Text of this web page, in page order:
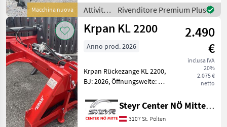
Macchina nuova
Attività
forestali
e
del
Binderberger
Rivenditore Premium Plus
Krpan KL 2200
2.490
€
inclusa IVA
20%
2.075 €
netto
Anno prod. 2026
Krpan Rückezange KL 2200,
BJ: 2026, Öffnungsweite: 2,
beidseitig 40°, Dreipunkt-
Anbau, Standort: RLH
Hofstetten,
Steyr Center NÖ Mitte Landmaschinentechnik GmbH
3107 St. Pölten